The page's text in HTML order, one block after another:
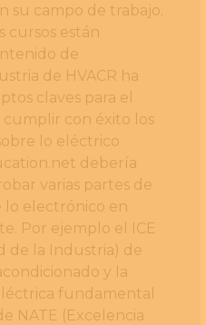
su campo de trabajo.
cursos están
de
de HVACR ha
claves para el
con éxito los
lo eléctrico
debería
varias partes de
lo electrónico en
Por ejemplo el ICE
de la Industria) de
y la
fundamental
NATE (Excelencia